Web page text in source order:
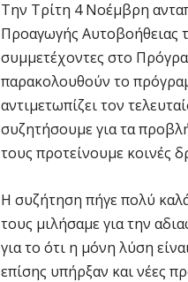
Την Τρίτη 4 Νοέμβρη
Προαγωγής Αυτοβοήθειας
συμμετέχοντες στο
παρακολουθούν το
αντιμετωπίζει τον
συζητήσουμε για τα
τους προτείνουμε κοινές
Η συζήτηση πήγε πολύ καλά
τους μιλήσαμε για την
για το ότι η μόνη λύση
επίσης υπήρξαν και νέες